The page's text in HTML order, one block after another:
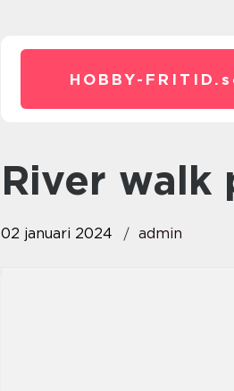
HOBBY-FRITID.
river
02 januari 2024 admin